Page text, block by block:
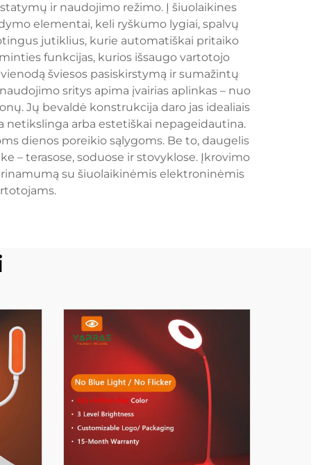
ir naudojimo režimo. Į šiuolaikines
elementai, keli ryškumo lygiai, spalvų
jutiklius, kurie automatiškai pritaiko
funkcijas, kurios išsaugo vartotojo
šviesos pasiskirstymą ir sumažintų
sritys apima įvairias aplinkas – nuo
Jų bevaldė konstrukcija daro jas idealiais
netikslinga arba estetiškai nepageidautina.
dienos poreikio sąlygoms. Be to, daugelis
– terasose, soduose ir stovyklose. Įkrovimo
su šiuolaikinėmis elektroninėmis